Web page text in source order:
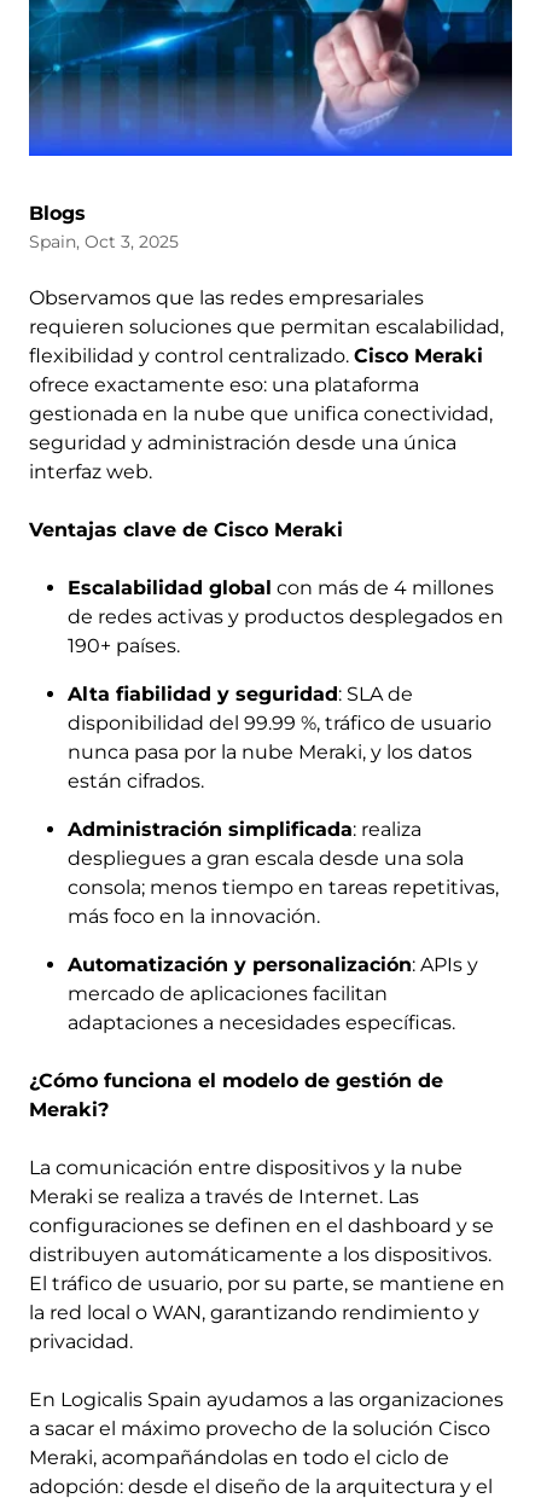
Blogs
Spain, Oct 3, 2025
Observamos que las redes empresariales
requieren soluciones que permitan escalabilidad,
flexibilidad y control centralizado. Cisco Meraki
ofrece exactamente eso: una plataforma
gestionada en la nube que unifica conectividad,
seguridad y administración desde una única
interfaz web.
Ventajas clave de Cisco Meraki
Escalabilidad global con más de 4 millones
de redes activas y productos desplegados en
190+ países.
Alta fiabilidad y seguridad: SLA de
disponibilidad del 99.99 %, tráfico de usuario
nunca pasa por la nube Meraki, y los datos
están cifrados.
Administración simplificada: realiza
despliegues a gran escala desde una sola
consola; menos tiempo en tareas repetitivas,
más foco en la innovación.
Automatización y personalización: APIs y
mercado de aplicaciones facilitan
adaptaciones a necesidades específicas.
¿Cómo funciona el modelo de gestión de
Meraki?
La comunicación entre dispositivos y la nube
Meraki se realiza a través de Internet. Las
configuraciones se definen en el dashboard y se
distribuyen automáticamente a los dispositivos.
El tráfico de usuario, por su parte, se mantiene en
la red local o WAN, garantizando rendimiento y
privacidad.
En Logicalis Spain ayudamos a las organizaciones
a sacar el máximo provecho de la solución Cisco
Meraki, acompañándolas en todo el ciclo de
adopción: desde el diseño de la arquitectura y el